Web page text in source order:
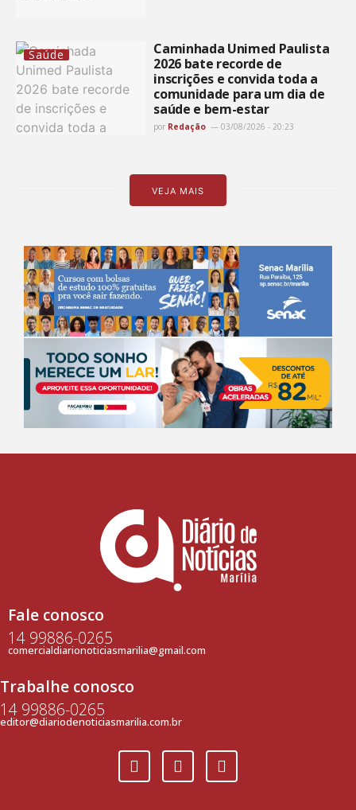
Saúde
Caminhada Unimed Paulista
2026 bate recorde de
inscrições e convida toda a
comunidade para um dia de
saúde e bem-estar
por Redação 03/08/2026 - 20:23
VEJA MAIS
Fale conosco
14 99886-0265
comercialdiarionoticiasmarilia@gmail.com
Trabalhe conosco
14 99886-0265
editor@diariodenoticiasmarilia.com.br